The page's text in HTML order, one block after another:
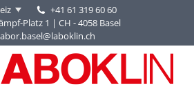
+41 61 319 60 60
Platz 1 | CH - 4058 Basel